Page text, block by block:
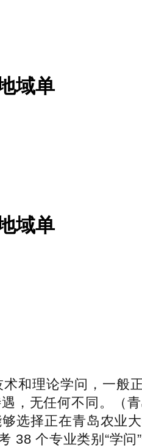
域单
域单
理论学问，一般
，无任何不同。（
选择正在青岛农业
个专业类别“学问